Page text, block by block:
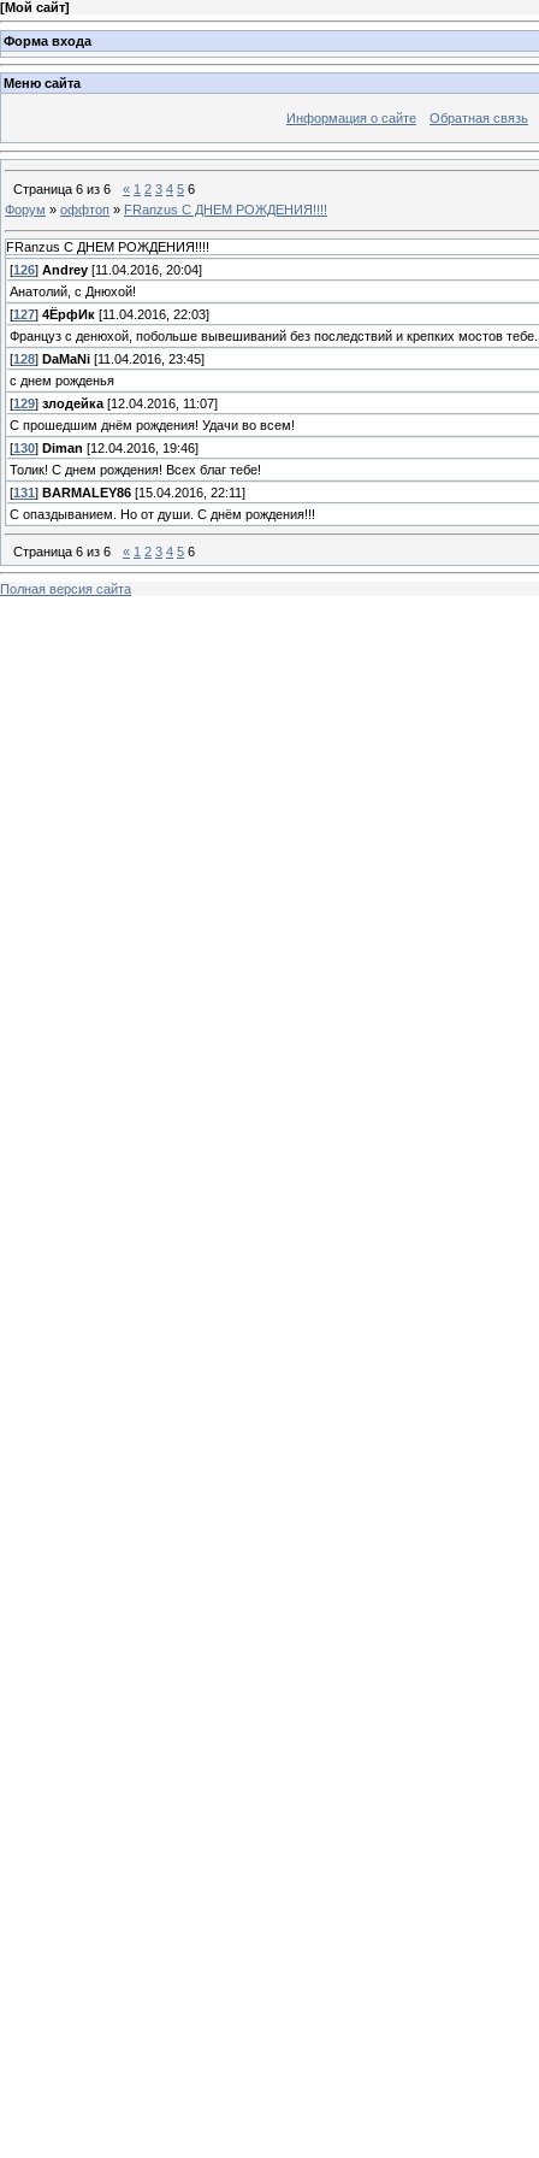
[Мой сайт]
Форма входа
Меню сайта
Информация о сайте Обратная связь
Страница 6 из 6 « 1 2 3 4 5 6
Форум » оффтоп » FRanzus С ДНЕМ РОЖДЕНИЯ!!!!
FRanzus С ДНЕМ РОЖДЕНИЯ!!!!
[126] Andrey [11.04.2016, 20:04]
Анатолий, с Днюхой!
[127] 4ЁрфИк [11.04.2016, 22:03]
Француз с денюхой, побольше вывешиваний без последствий и крепких мостов тебе.
[128] DaMaNi [11.04.2016, 23:45]
с днем рожденья
[129] злодейка [12.04.2016, 11:07]
С прошедшим днём рождения! Удачи во всем!
[130] Diman [12.04.2016, 19:46]
Толик! С днем рождения! Всех благ тебе!
[131 ] BARMALEY86 [15.04.2016, 22:11]
С опаздыванием. Но от души. С днём рождения!!!
Страница 6 из 6 « 1 2 3 4 5 6
Полная версия сайта